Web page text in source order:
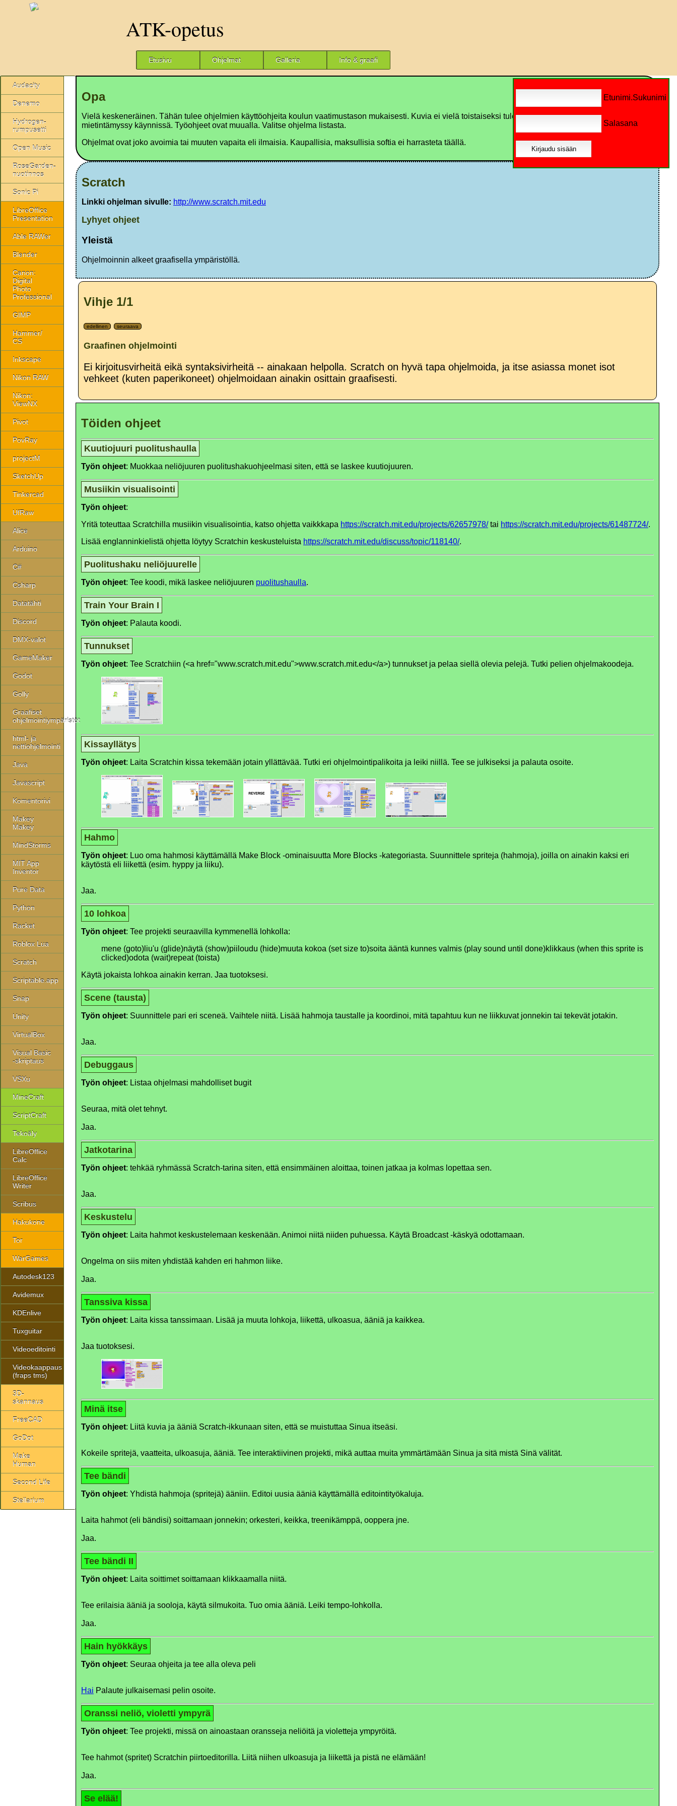
Etunimi.Sukunimi
Salasana
ATK-opetus
Etusivu Ohjelmat Galleria Info & graafi
Audacity
Denemo
Hydrogen-
rumpusetti
Open Music
RoseGarden-
nuotinnos
Sonic Pi
LibreOffice
Presentation
Able RAWer
Blender
Canon:
Digital
Photo
Professional
GIMP
Hammer/
CS
Inkscape
Nikon RAW
Nikon:
ViewNX
Pivot
PovRay
projectM
SketchUp
Tinkercad
UfRaw
Alice
Arduino
C#
Csharp
Datatähti
Discord
DMX-valot
GameMaker
Godot
Golly
Graafiset
ohjelmointiympäristöt
html- ja
nettiohjelmointi
Java
Javascript
Komentorivi
Makey
Makey
MindStorms
MIT App
Inventor
Pure Data
Python
Racket
Roblox Lua
Scratch
Scriptable.app
Snap
Unity
VirtualBox
Visual Basic
-skriptaus
VSXu
MineCraft
ScriptCraft
Tekoäly
LibreOffice
Calc
LibreOffice
Writer
Scribus
Hakukone
Tor
WarGames
Autodesk123
Avidemux
KDEnlive
Tuxguitar
Videoeditointi
Videokaappaus
(fraps tms)
3D-
skannaus
FreeCAD
GoDot
Make
Human
Second Life
Stellarium
Opa
Vielä keskeneräinen. Tähän tulee ohjelmien käyttöohjeita koulun vaatimustason mukaisesti. Kuvia ei vielä toistaiseksi tule, harmi, mutta kuvien kanssa on
mietintämyssy käynnissä. Työohjeet ovat muualla. Valitse ohjelma listasta.
Ohjelmat ovat joko avoimia tai muuten vapaita eli ilmaisia. Kaupallisia, maksullisia softia ei harrasteta täällä.
Scratch
Linkki ohjelman sivulle: http://www.scratch.mit.edu
Lyhyet ohjeet
Yleistä
Ohjelmoinnin alkeet graafisella ympäristöllä.
Vihje 1/1
edellinen seuraava
Graafinen ohjelmointi
Ei kirjoitusvirheitä eikä syntaksivirheitä -- ainakaan helpolla. Scratch on hyvä tapa ohjelmoida, ja itse asiassa monet isot
vehkeet (kuten paperikoneet) ohjelmoidaan ainakin osittain graafisesti.
Töiden ohjeet
Kuutiojuuri puolitushaulla
Työn ohjeet: Muokkaa neliöjuuren puolitushakuohjeelmasi siten, että se laskee kuutiojuuren.
Musiikin visualisointi
Työn ohjeet:
Yritä toteuttaa Scratchilla musiikin visualisointia, katso ohjetta vaikkkapa https://scratch.mit.edu/projects/62657978/tai https://scratch.mit.edu/projects/61487724/.
Lisää englanninkielistä ohjetta löytyy Scratchin keskusteluista https://scratch.mit.edu/discuss/topic/118140/.
Puolitushaku neliöjuurelle
Työn ohjeet: Tee koodi, mikä laskee neliöjuuren puolitushaulla.
Train Your Brain I
Työn ohjeet: Palauta koodi.
Tunnukset
Työn ohjeet: Tee Scratchiin (<a href="www.scratch.mit.edu">www.scratch.mit.edu</a>) tunnukset ja pelaa siellä olevia pelejä. Tutki pelien ohjelmakoodeja.
Kissayllätys
Työn ohjeet: Laita Scratchin kissa tekemään jotain yllättävää. Tutki eri ohjelmointipalikoita ja leiki niillä. Tee se julkiseksi ja palauta osoite.
Hahmo
Työn ohjeet: Luo oma hahmosi käyttämällä Make Block -ominaisuutta More Blocks -kategoriasta. Suunnittele spriteja (hahmoja), joilla on ainakin kaksi eri
käytöstä eli liikettä (esim. hyppy ja liiku).
Jaa.
10 lohkoa
Työn ohjeet: Tee projekti seuraavilla kymmenellä lohkolla:
mene (goto) liu'u (glide)näytä (show)piiloudu (hide)muuta kokoa (set size to)soita ääntä kunnes valmis (play sound until done)klikkaus (when this sprite is
clicked)odota (wait)repeat (toista)
Käytä jokaista lohkoa ainakin kerran. Jaa tuotoksesi.
Scene (tausta)
Työn ohjeet: Suunnittele pari eri sceneä. Vaihtele niitä. Lisää hahmoja taustalle ja koordinoi, mitä tapahtuu kun ne liikkuvat jonnekin tai tekevät jotakin.
Jaa.
Debuggaus
Työn ohjeet: Listaa ohjelmasi mahdolliset bugit
Seuraa, mitä olet tehnyt.
Jaa.
Jatkotarina
Työn ohjeet: tehkää ryhmässä Scratch-tarina siten, että ensimmäinen aloittaa, toinen jatkaa ja kolmas lopettaa sen.
Jaa.
Keskustelu
Työn ohjeet: Laita hahmot keskustelemaan keskenään. Animoi niitä niiden puhuessa. Käytä Broadcast -käskyä odottamaan.
Ongelma on siis miten yhdistää kahden eri hahmon liike.
Jaa.
Tanssiva kissa
Työn ohjeet: Laita kissa tanssimaan. Lisää ja muuta lohkoja, liikettä, ulkoasua, ääniä ja kaikkea.
Jaa tuotoksesi.
Minä itse
Työn ohjeet: Liitä kuvia ja ääniä Scratch-ikkunaan siten, että se muistuttaa Sinua itseäsi.
Kokeile spritejä, vaatteita, ulkoasuja, ääniä. Tee interaktiivinen projekti, mikä auttaa muita ymmärtämään Sinua ja sitä mistä Sinä välität.
Tee bändi
Työn ohjeet: Yhdistä hahmoja (spritejä) ääniin. Editoi uusia ääniä käyttämällä editointityökaluja.
Laita hahmot (eli bändisi) soittamaan jonnekin; orkesteri, keikka, treenikämppä, ooppera jne.
Jaa.
Tee bändi II
Työn ohjeet: Laita soittimet soittamaan klikkaamalla niitä.
Tee erilaisia ääniä ja sooloja, käytä silmukoita. Tuo omia ääniä. Leiki tempo-lohkolla.
Jaa.
Hain hyökkäys
Työn ohjeet: Seuraa ohjeita ja tee alla oleva peli
Hai Palaute julkaisemasi pelin osoite.
Oranssi neliö, violetti ympyrä
Työn ohjeet: Tee projekti, missä on ainoastaan oransseja neliöitä ja violetteja ympyröitä.
Tee hahmot (spritet) Scratchin piirtoeditorilla. Liitä niihen ulkoasuja ja liikettä ja pistä ne elämään!
Jaa.
Se elää!